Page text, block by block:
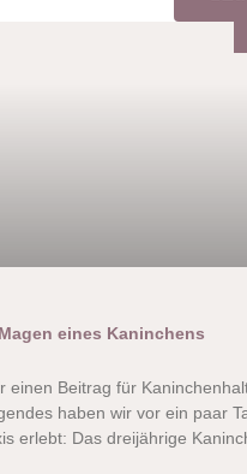
eines Kaninchens
einen Beitrag für
haben wir vor ein paar
erlebt: Das dreijährige